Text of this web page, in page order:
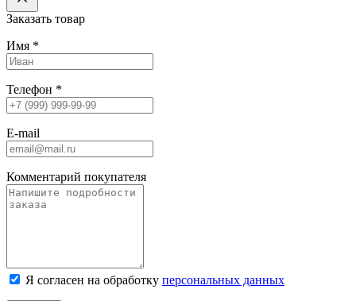
Заказать товар
Имя *
Телефон *
E-mail
Комментарий покупателя
Я согласен на обработку персональных данных